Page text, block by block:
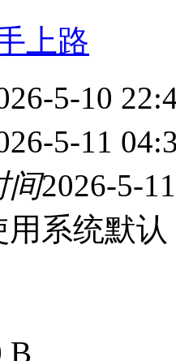
上路
5-10
5-11
间2026-5-
用系统默认
B